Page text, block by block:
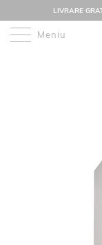
LIVRARE
Meniu